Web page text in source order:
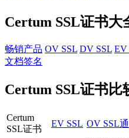
Certum SSL证书大
畅销产品 OV SSL DV SSL EV
文档签名
Certum SSL证书比
Certum
SSL证书
EV SSL OV SSL